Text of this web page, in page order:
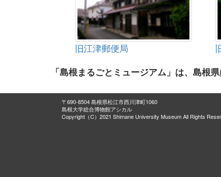
旧江津郵便局
「島根まるごとミュージアム」は、島根
〒690-8504 島根県松江市西川津町1060
島根大学総合博物館アシカル
Copyright（C）2021 Shimane University Museum All Rights